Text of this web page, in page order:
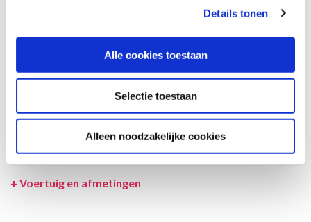
Details tonen
Alle cookies toestaan
Selectie toestaan
Alleen noodzakelijke cookies
INCLUSIEF/EXCLUSIEF
VOORWAARDEN
SPECIALS
LEVERANCIER
+ Voertuig en afmetingen